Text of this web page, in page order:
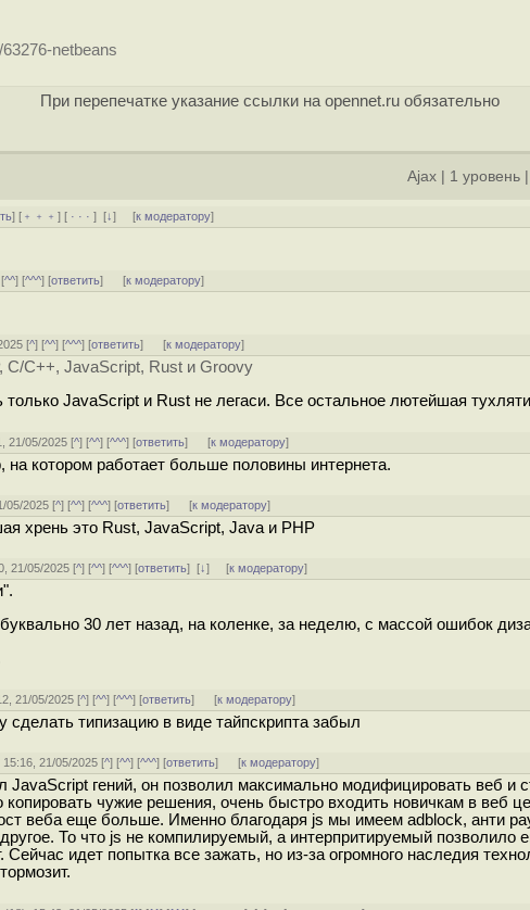
netbeans
При перепечатке указание ссылки на opennet.ru обязательно
Ajax 1 уровень
] [ ﹢﹢﹢] [ · · ·][↓] [к модератору]
^^] [^^^] [ответить] [к модератору]
[^] [^^] [^^^] [ответить] [к модератору]
C/C++, JavaScript, Rust и Groovy
JavaScript и Rust не легаси. Все остальное лютейшая
21/05/2025 [^] [^^] [^^^] [ответить] [к модератору]
на котором работает больше половины интернета.
05/2025 [^] [^^] [^^^] [ответить] [к модератору]
хрень это Rust, JavaScript, Java и PHP
21/05/2025 [^] [^^] [^^^] [ответить][↓] [к модератору]
30 лет назад, на коленке, за неделю, с массой ошибок
21/05/2025 [^] [^^] [^^^] [ответить] [к модератору]
сделать типизацию в виде тайпскрипта забыл
15:16, 21/05/2025 [^] [^^] [^^^] [ответить] [к модератору]
JavaScript гений, он позволил максимально модифицировать веб и
копировать чужие решения, очень быстро входить новичкам в веб
веба еще больше. Именно благодаря js мы имеем adblock, анти
То что js не компилируемый, а интерпритируемый позволило
Сейчас идет попытка все зажать, но из-за огромного наследия